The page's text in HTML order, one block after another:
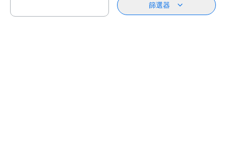
篩選器